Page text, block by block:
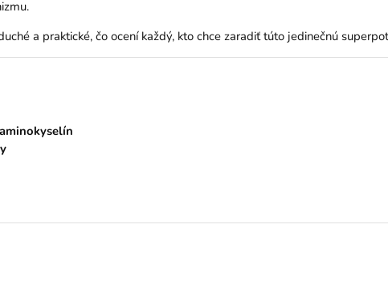
a praktické, čo ocení každý, kto chce zaradiť túto jedinečnú